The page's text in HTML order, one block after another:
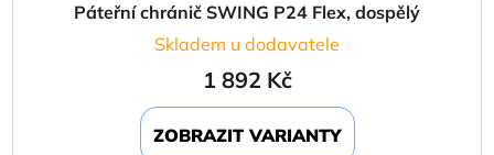
Páteřní chránič SWING P24 Flex, dospělý
Skladem u dodavatele
1 892 Kč
ZOBRAZIT VARIANTY